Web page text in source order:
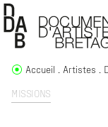
MISSIONS
Accueil Artistes